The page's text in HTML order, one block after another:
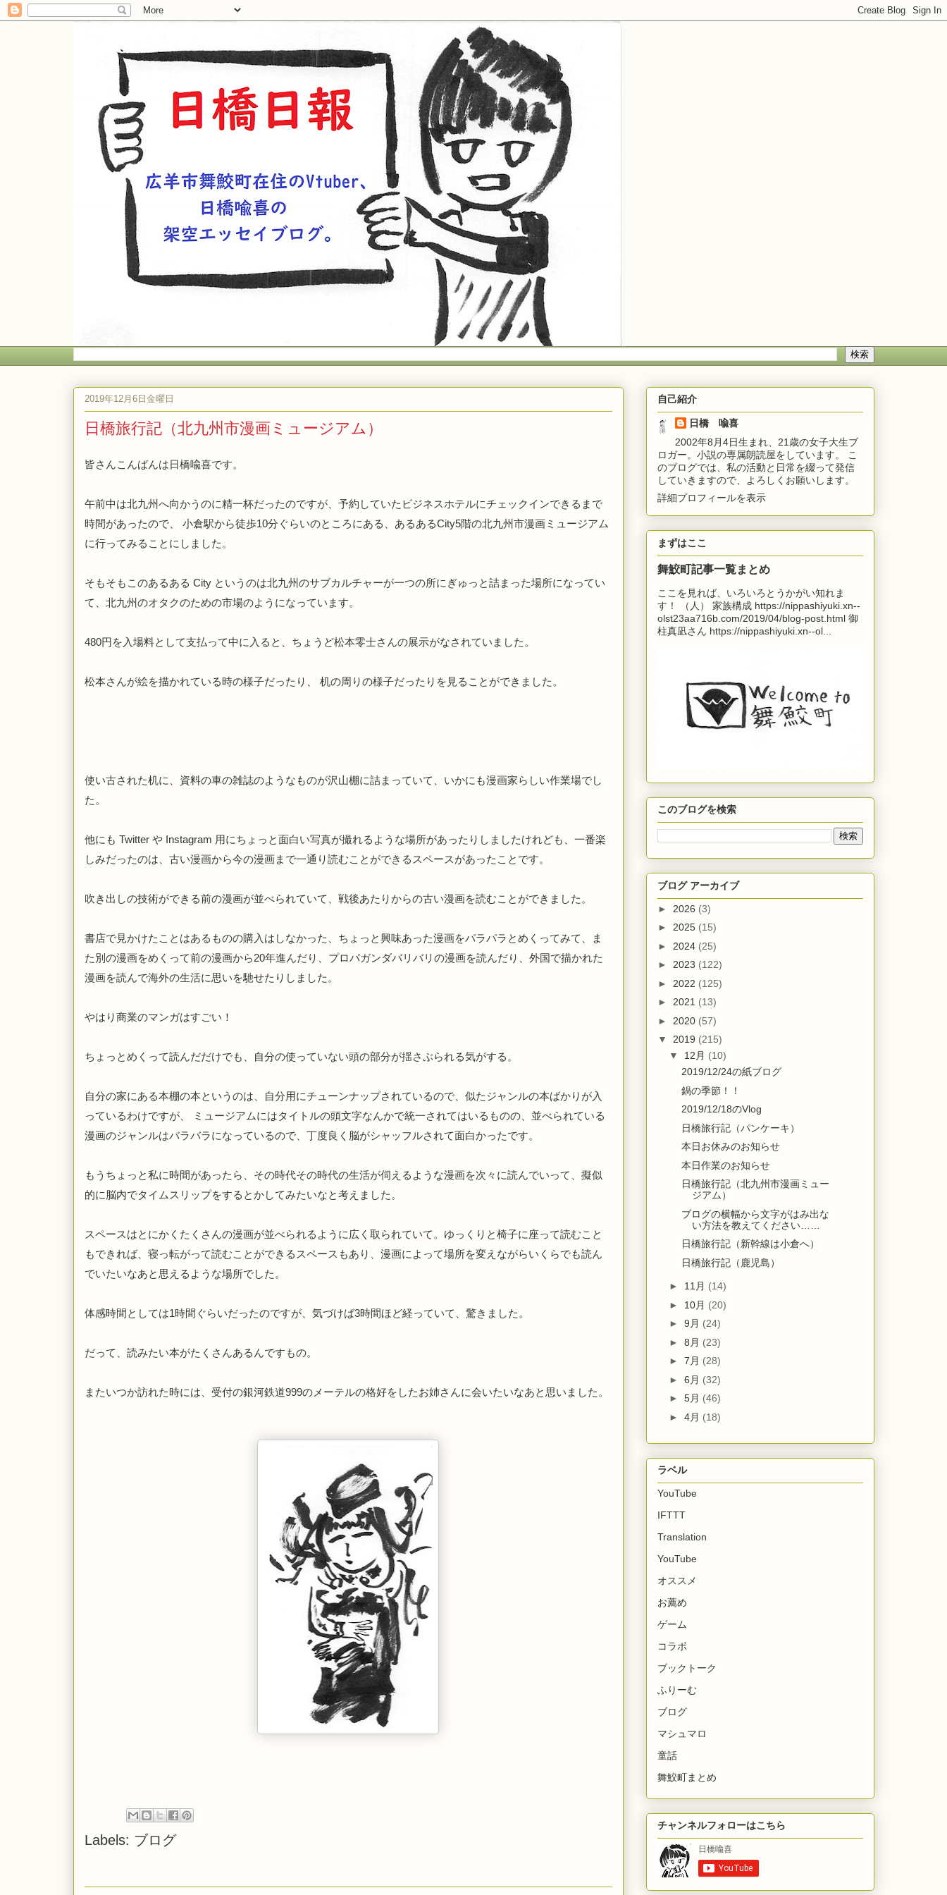
2019年12月6日金曜日
日橋旅行記（北九州市漫画ミュージアム）
皆さんこんばんは日橋喩喜です。
午前中は北九州へ向かうのに精一杯だったのですが、予約していたビジネスホテルにチェックインできるまで
時間があったので、
小倉駅から徒歩10分ぐらいのところにある、あるあるCity5階の北九州市漫画ミュージアム
に行ってみることにしました。
そもそもこのあるある City というのは北九州のサブカルチャーが一つの所にぎゅっと詰まった場所になってい
て、北九州のオタクのための市場のようになっています。
480円を入場料として支払って中に入ると、ちょうど松本零士さんの展示がなされていました。
松本さんが絵を描かれている時の様子だったり、 机の周りの様子だったりを見ることができました。
使い古された机に、資料の車の雑誌のようなものが沢山棚に詰まっていて、いかにも漫画家らしい作業場でし
た。
他にも Twitter や Instagram 用にちょっと面白い写真が撮れるような場所があったりしましたけれども、一番楽
しみだったのは、古い漫画から今の漫画まで一通り読むことができるスペースがあったことです。
吹き出しの技術ができる前の漫画が並べられていて、戦後あたりからの古い漫画を読むことができました。
書店で見かけたことはあるものの購入はしなかった、ちょっと興味あった漫画をパラパラとめくってみて、ま
た別の漫画をめくって前の漫画から20年進んだり、プロパガンダバリバリの漫画を読んだり、外国で描かれた
漫画を読んで海外の生活に思いを馳せたりしました。
やはり商業のマンガはすごい！
ちょっとめくって読んだだけでも、自分の使っていない頭の部分が揺さぶられる気がする。
自分の家にある本棚の本というのは、自分用にチューンナップされているので、似たジャンルの本ばかりが入
っているわけですが、
ミュージアムにはタイトルの頭文字なんかで統一されてはいるものの、並べられている
漫画のジャンルはバラバラになっているので、丁度良く脳がシャッフルされて面白かったです。
もうちょっと私に時間があったら、その時代その時代の生活が伺えるような漫画を次々に読んでいって、擬似
的に脳内でタイムスリップをするとかしてみたいなと考えました。
スペースはとにかくたくさんの漫画が並べられるように広く取られていて。ゆっくりと椅子に座って読むこと
もできれば、寝っ転がって読むことができるスペースもあり、漫画によって場所を変えながらいくらでも読ん
でいたいなあと思えるような場所でした。
体感時間としては1時間ぐらいだったのですが、気づけば3時間ほど経っていて、驚きました。
だって、読みたい本がたくさんあるんですもの。
またいつか訪れた時には、受付の銀河鉄道999のメーテルの格好をしたお姉さんに会いたいなあと思いました。
Labels: ブログ
自己紹介
日橋 喩喜
2002年8月4日生まれ、21歳の女子大生ブ
ロガー。小説の専属朗読屋をしています。 こ
のブログでは、私の活動と日常を綴って発信
していきますので、よろしくお願いします。
詳細プロフィールを表示
まずはここ
舞鮫町記事一覧まとめ
ここを見れば、いろいろとうかがい知れま
す！ （人） 家族構成 https://nippashiyuki.xn--
olst23aa716b.com/2019/04/blog-post.html 御
柱真凪さん https://nippashiyuki.xn--ol...
このブログを検索
ブログ アーカイブ
► 2026 (3)
► 2025 (15)
► 2024 (25)
► 2023 (122)
► 2022 (125)
► 2021 (13)
► 2020 (57)
▼ 2019 (215)
▼ 12月 (10)
2019/12/24の紙ブログ
鍋の季節！！
2019/12/18のVlog
日橋旅行記（パンケーキ）
本日お休みのお知らせ
本日作業のお知らせ
日橋旅行記（北九州市漫画ミュー
ジアム）
ブログの横幅から文字がはみ出な
い方法を教えてください……
日橋旅行記（新幹線は小倉へ）
日橋旅行記（鹿児島）
► 11月 (14)
► 10月 (20)
►9月 (24)
►8月 (23)
►7月 (28)
►6月 (32)
►5月 (46)
►4月 (18)
ラベル
YouTube
IFTTT
Translation
YouTube
オススメ
お薦め
ゲーム
コラボ
ブックトーク
ふりーむ
ブログ
マシュマロ
童話
舞鮫町まとめ
チャンネルフォローはこちら